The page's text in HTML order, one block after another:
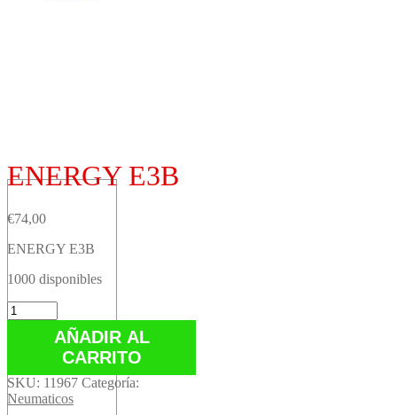
ENERGY E3B
€74,00
ENERGY E3B
1000 disponibles
ENERGY
E3B
AÑADIR AL
CARRITO
SKU: 11967 Categoría:
Neumaticos